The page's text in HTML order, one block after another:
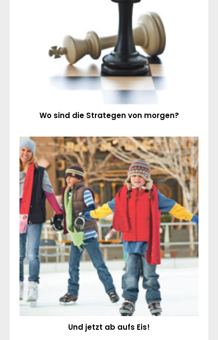
Wo sind die Strategen von morgen?
Und jetzt ab aufs Eis!